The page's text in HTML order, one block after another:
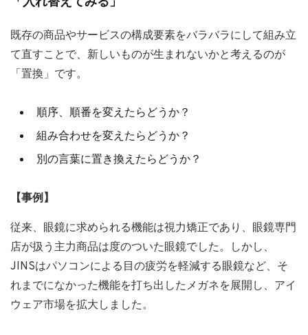
既存の商品やサービスの構成要素をバラバラにして組み立
て直すことで、新しいものが生まれないかと考えるのが
「置換」です。
順序、順番を変えたらどうか？
組み合わせを変えたらどうか？
別の言葉に置き換えたらどうか？
【事例】
従来、眼鏡に求められる機能は視力矯正であり、眼鏡専門
店が扱う主力商品は度のついた眼鏡でした。しかし、
JINSはパソコンによる目の疲労を軽減する眼鏡など、そ
れまでになかった機能を打ち出したメガネを展開し、アイ
ウェア市場を拡大しました。